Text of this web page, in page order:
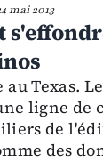
mai 2013
au Texas.
ligne de
de
des